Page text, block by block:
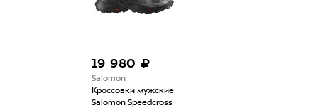
19 980 ₽
Salomon
Кроссовки мужские
Salomon Speedcross